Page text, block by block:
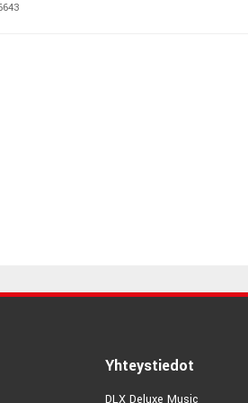
200 Antique
Yhteystiedot
DLX Deluxe Music